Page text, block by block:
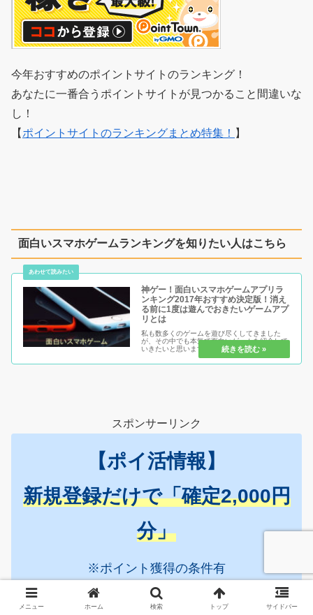
今年おすすめのポイントサイトのランキング！
あなたに一番合うポイントサイトが見つかること間違いな
し！
【 ポイントサイトのランキングまとめ特集！ 】
面白いスマホゲームランキングを知りたい人はこちら
神ゲー！面白いスマホゲームアプリラ
ンキング2017年おすすめ決定版！消え
る前に1度は遊んでおきたいゲームアプ
リとは
私も数多くのゲームを遊び尽くしてきました
が、その中でも本気で面白いゲームを紹介して
いきたいと思います。ぜひ、新作も旧作も交え
た面白さが失われていない今年のランキングを
どうぞ！面白すぎてどっぷりハマって時間泥棒
スポンサーリンク
【ポイ活情報】
新規登録だけで「確定2,000円
分」
※ポイント獲得の条件有
メニュー ホーム 検索 トップ サイドバー